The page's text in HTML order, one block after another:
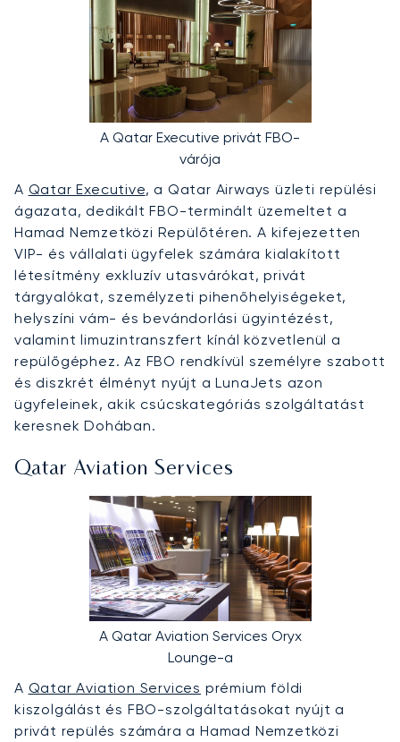
A Qatar Executive privát FBO-
várója
A Qatar Executive, a Qatar Airways üzleti repülési
ágazata, dedikált FBO-terminált üzemeltet a
Hamad Nemzetközi Repülőtéren. A kifejezetten
VIP- és vállalati ügyfelek számára kialakított
létesítmény exkluzív utasvárókat, privát
tárgyalókat, személyzeti pihenőhelyiségeket,
helyszíni vám- és bevándorlási ügyintézést,
valamint limuzintranszfert kínál közvetlenül a
repülőgéphez. Az FBO rendkívül személyre szabott
és diszkrét élményt nyújt a LunaJets azon
ügyfeleinek, akik csúcskategóriás szolgáltatást
keresnek Dohában.
Qatar Aviation Services
A Qatar Aviation Services Oryx
Lounge-a
A Qatar Aviation Services prémium földi
kiszolgálást és FBO-szolgáltatásokat nyújt a
privát repülés számára a Hamad Nemzetközi